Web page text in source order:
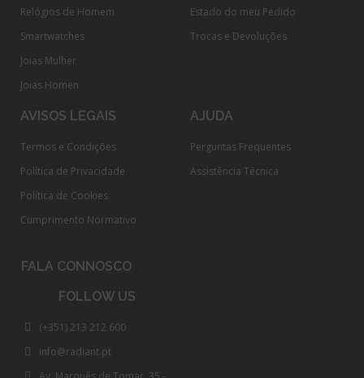
Relógios de Homem
Smartwatches
Joias Mulher
Joias Homen
Estado do meu Pedido
Trocas e Devoluções
AVISOS LEGAIS
Termos e Condições
Política de Privacidade
Política de Cookies
Cumprimento Normativo​
AJUDA
Perguntas Frequentes
Assistência Técnica
FALA CONNOSCO
(+351) 213 212 600
info@radiant.pt
FOLLOW US